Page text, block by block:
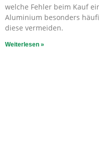
welche Fehler beim Kauf
Aluminium besonders
diese vermeiden.
Weiterlesen »